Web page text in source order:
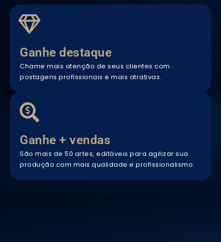
Ganhe destaque
Chame mais atenção de seus clientes com
postagens profissionais e mais atrativas.
Ganhe + vendas
São mais de 50 artes, editáveis para agilizar sua
produção com mais qualidade e profissionalismo.